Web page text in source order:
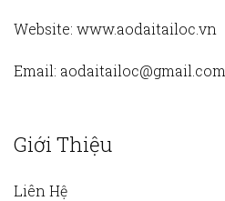
Website: www.aodaitailoc.vn
Email: aodaitailoc@gmail.com
Giới Thiệu
Liên Hệ